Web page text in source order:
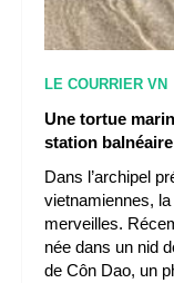
LE COURRIER VN
Une tortue
station
Dans l’archipel
vietnamiennes,
merveilles.
née dans un nid
de Côn Dao, un